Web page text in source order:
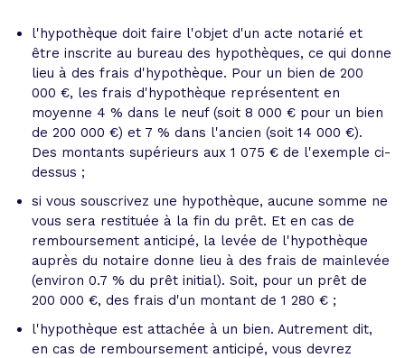
l'hypothèque doit faire l'objet d'un acte notarié et
être inscrite au bureau des hypothèques, ce qui donne
lieu à des frais d'hypothèque. Pour un bien de 200
000 €, les frais d'hypothèque représentent en
moyenne 4 % dans le neuf (soit 8 000 € pour un bien
de 200 000 €) et 7 % dans l'ancien (soit 14 000 €).
Des montants supérieurs aux 1 075 € de l'exemple ci-
dessus ;
si vous souscrivez une hypothèque, aucune somme ne
vous sera restituée à la fin du prêt. Et en cas de
remboursement anticipé, la levée de l'hypothèque
auprès du notaire donne lieu à des frais de mainlevée
(environ 0.7 % du prêt initial). Soit, pour un prêt de
200 000 €, des frais d'un montant de 1 280 € ;
l'hypothèque est attachée à un bien. Autrement dit,
en cas de remboursement anticipé, vous devrez